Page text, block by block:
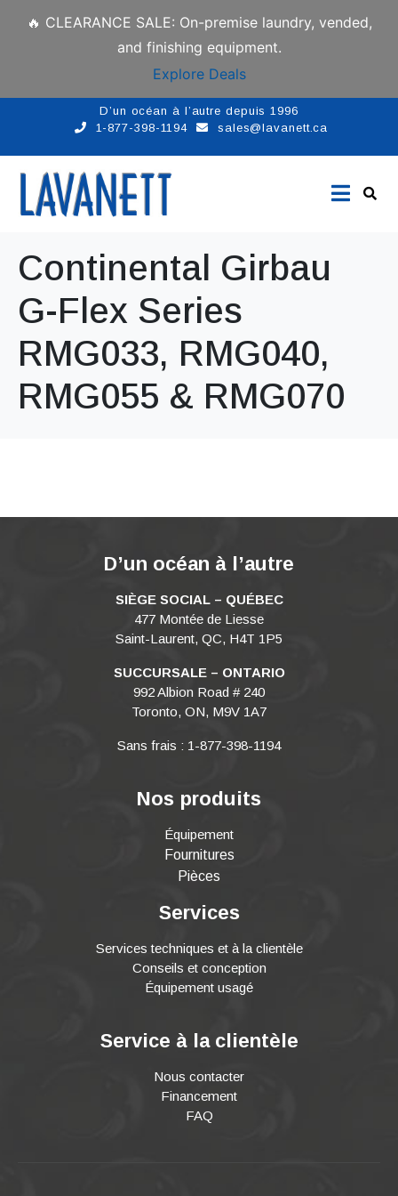
🔥 CLEARANCE SALE: On-premise laundry, vended,
and finishing equipment.
Explore Deals
D’un océan à l’autre depuis 1996
1-877-398-1194
sales@lavanett.ca
Continental Girbau
G-Flex Series
RMG033, RMG040,
RMG055 & RMG070
D’un océan à l’autre
SIÈGE SOCIAL – QUÉBEC
477 Montée de Liesse
Saint-Laurent, QC, H4T 1P5
SUCCURSALE – ONTARIO
992 Albion Road # 240
Toronto, ON, M9V 1A7
Sans frais : 1-877-398-1194
Nos produits
Équipement
Fournitures
Pièces
Services
Services techniques et à la clientèle
Conseils et conception
Équipement usagé
Service à la clientèle
Nous contacter
Financement
FAQ